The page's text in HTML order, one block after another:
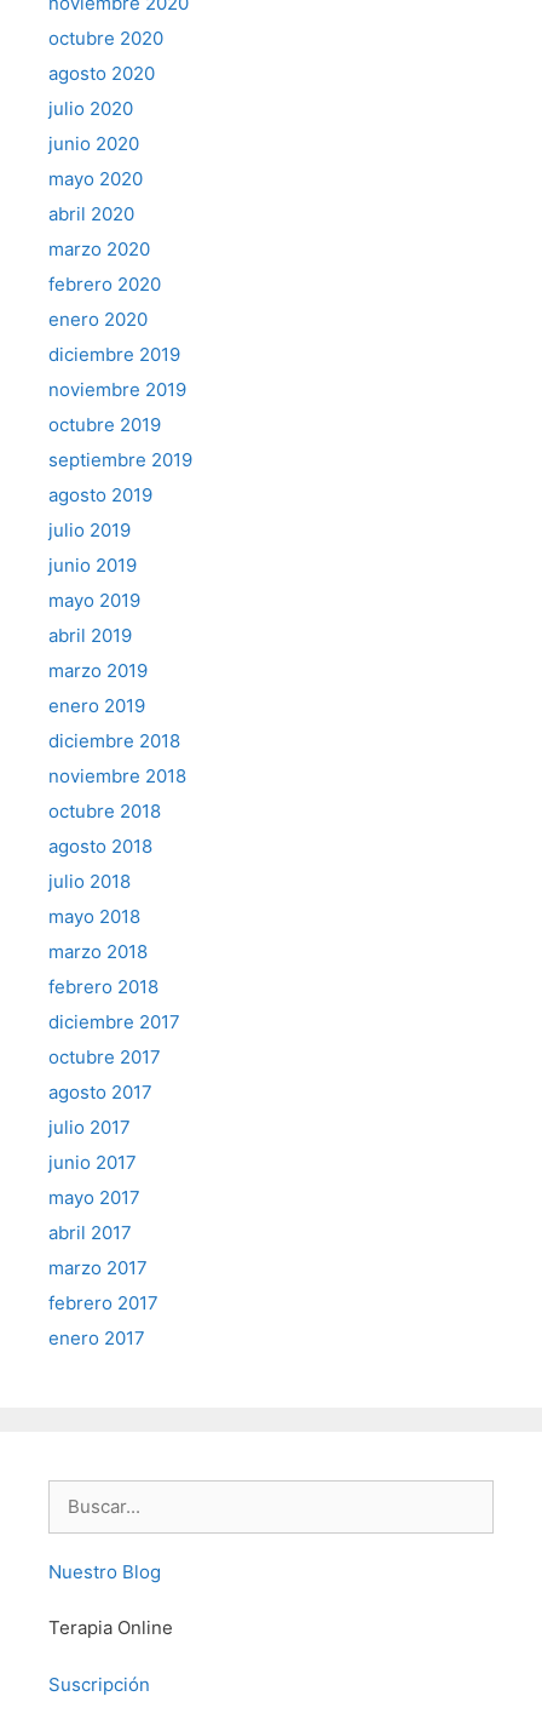
octubre 2020
agosto 2020
julio 2020
junio 2020
mayo 2020
abril 2020
marzo 2020
febrero 2020
enero 2020
diciembre 2019
noviembre 2019
octubre 2019
septiembre 2019
agosto 2019
julio 2019
junio 2019
mayo 2019
abril 2019
marzo 2019
enero 2019
diciembre 2018
noviembre 2018
octubre 2018
agosto 2018
julio 2018
mayo 2018
marzo 2018
febrero 2018
diciembre 2017
octubre 2017
agosto 2017
julio 2017
junio 2017
mayo 2017
abril 2017
marzo 2017
febrero 2017
enero 2017
Nuestro Blog
Terapia Online
Suscripción